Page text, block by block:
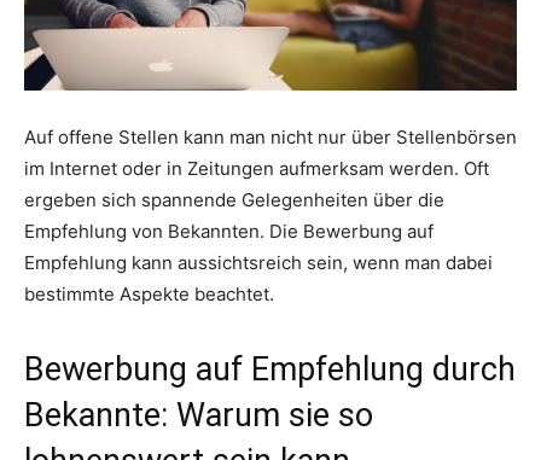
Auf offene Stellen kann man nicht nur über Stellenbörsen
im Internet oder in Zeitungen aufmerksam werden. Oft
ergeben sich spannende Gelegenheiten über die
Empfehlung von Bekannten. Die Bewerbung auf
Empfehlung kann aussichtsreich sein, wenn man dabei
bestimmte Aspekte beachtet.
Bewerbung auf Empfehlung durch
Bekannte: Warum sie so